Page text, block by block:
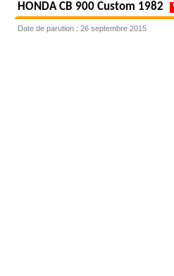
HONDACB 900 Custom 1982
Date de parution : 26 septembre 2015